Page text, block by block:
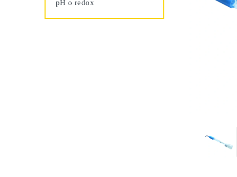
pH o redox